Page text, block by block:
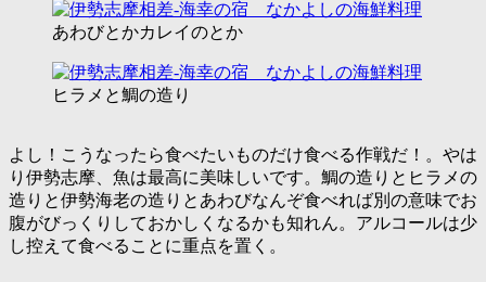
あわびとかカレイのとか
ヒラメと鯛の造り
よし！こうなったら食べたいものだけ食べる作戦だ！。やは
り伊勢志摩、魚は最高に美味しいです。鯛の造りとヒラメの
造りと伊勢海老の造りとあわびなんぞ食べれば別の意味でお
腹がびっくりしておかしくなるかも知れん。アルコールは少
し控えて食べることに重点を置く。